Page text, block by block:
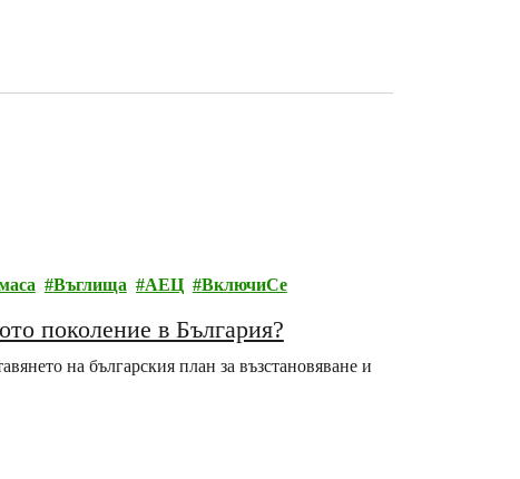
Въглища АЕЦ ВключиСе
поколение в България?
на българския план за възстановяване и